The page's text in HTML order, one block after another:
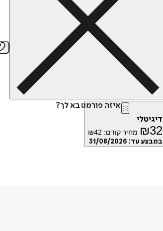
איזה פורמט בא לך?
דיגיטלי
₪32 מחיר קודם: ₪42
במבצע עד: 31/08/2026